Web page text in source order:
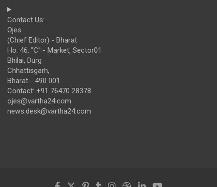
Contact Us:
Ojes
(Chief Editor) - Bharat
Ho: 46, "C" - Market, Sector01
Bhilai, Durg
Chhattisgarh,
Bharat - 490 001
Contact: +91 76470 28378
ojes@vartha24.com
news.desk@vartha24.com